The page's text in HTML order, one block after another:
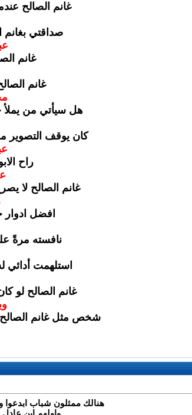
غانم الصالح
صداقتي
غانم
غانم
هل سيأتي من يملأ
كان يوقف التصوير
راح
غانم الصالح لا
افضل ادوار
نافسته مرةً
استلهمت
غانم الصالح لو
شخص مثل غانم الصالح
هنالك ممثلون شباب ابدعوا